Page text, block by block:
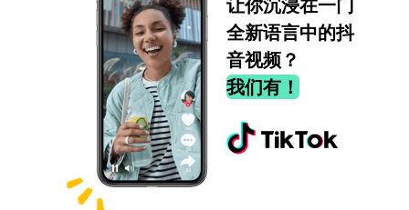
让你沉浸在一门
全新语言中的抖
音视频？
我们有！